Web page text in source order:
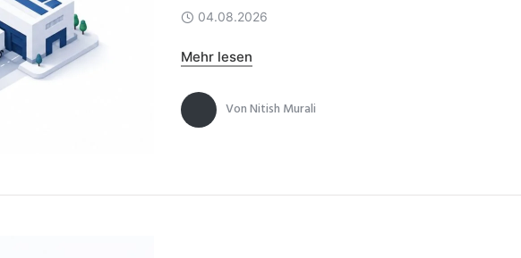
04.08.2026
Mehr lesen
VonNitish Murali